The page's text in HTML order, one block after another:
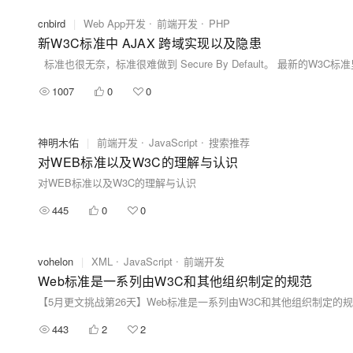
cnbird | Web App开发 前端开发 PHP
新W3C标准中 AJAX 跨域实现以及隐患
1007 0 0
神明木佑 | 前端开发 JavaScript 搜索推荐
对WEB标准以及W3C的理解与认识
对WEB标准以及W3C的理解与认识
445
0 0
vohelon | XML JavaScript 前端开发
Web标准是一系列由W3C和其他组织制定的规范
【5月更文挑战第26天】Web标准是一系列由W3C和其他组织制定的
443
2 2